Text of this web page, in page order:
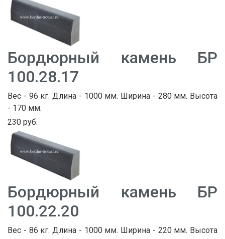
Бордюрный камень БР
100.28.17
Вес - 96 кг. Длина - 1000 мм. Ширина - 280 мм. Высота
- 170 мм.
230 руб.
Бордюрный камень БР
100.22.20
Вес - 86 кг. Длина - 1000 мм. Ширина - 220 мм. Высота